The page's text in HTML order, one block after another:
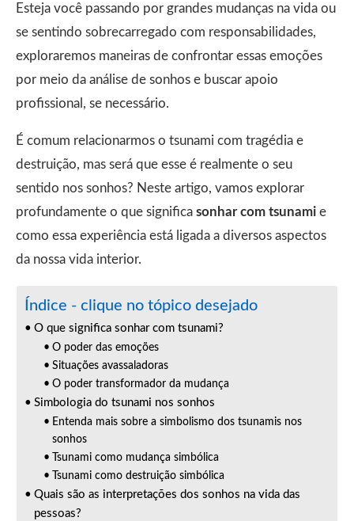
Esteja você passando por grandes mudanças na vida ou
se sentindo sobrecarregado com responsabilidades,
exploraremos maneiras de confrontar essas emoções
por meio da análise de sonhos e buscar apoio
profissional, se necessário.
É comum relacionarmos o tsunami com tragédia e
destruição, mas será que esse é realmente o seu
sentido nos sonhos? Neste artigo, vamos explorar
profundamente o que significa sonhar com tsunami e
como essa experiência está ligada a diversos aspectos
da nossa vida interior.
Índice - clique no tópico desejado
O que significa sonhar com tsunami?
O poder das emoções
Situações avassaladoras
O poder transformador da mudança
Simbologia do tsunami nos sonhos
Entenda mais sobre a simbolismo dos tsunamis nos
sonhos
Tsunami como mudança simbólica
Tsunami como destruição simbólica
Quais são as interpretações dos sonhos na vida das
pessoas?